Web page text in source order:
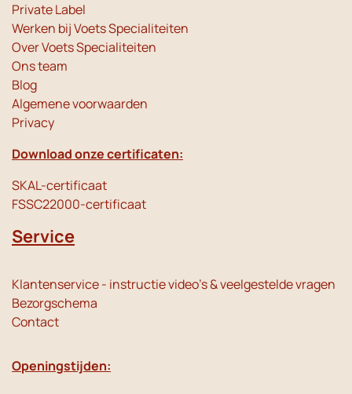
Private Label
Werken bij Voets Specialiteiten
Over Voets Specialiteiten
Ons team
Blog
Algemene voorwaarden
Privacy
Download onze certificaten:
SKAL-certificaat
FSSC22000-certificaat
Service
Klantenservice - instructie video's & veelgestelde vragen
Bezorgschema
Contact
Openingstijden: